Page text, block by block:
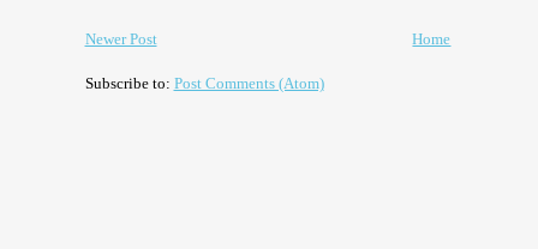
Newer Post Home
Subscribe to: Post Comments (Atom)